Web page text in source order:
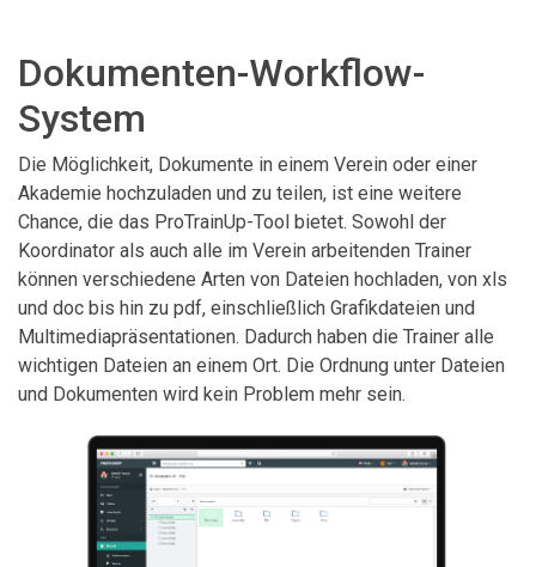
Dokumenten-Workflow-
System
Die Möglichkeit, Dokumente in einem Verein oder einer
Akademie hochzuladen und zu teilen, ist eine weitere
Chance, die das ProTrainUp-Tool bietet. Sowohl der
Koordinator als auch alle im Verein arbeitenden Trainer
können verschiedene Arten von Dateien hochladen, von xls
und doc bis hin zu pdf, einschließlich Grafikdateien und
Multimediapräsentationen. Dadurch haben die Trainer alle
wichtigen Dateien an einem Ort. Die Ordnung unter Dateien
und Dokumenten wird kein Problem mehr sein.